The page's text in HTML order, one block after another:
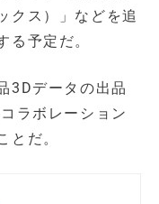
クス）」などを追
る予定だ。
3Dデータの出品
ラボレーション
とだ。